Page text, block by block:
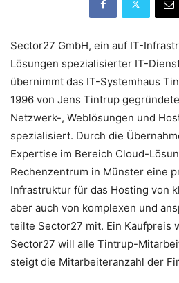
Sector27 GmbH, ein auf IT-
Lösungen spezialisierter IT-
übernimmt das IT-Systemhaus
1996 von Jens Tintrup
Netzwerk-, Weblösungen und
spezialisiert. Durch die
Expertise im Bereich Cloud-
Rechenzentrum in Münster eine
Infrastruktur für das Hosting von
aber auch von komplexen und
teilte Sector27 mit. Ein Kaufpreis
Sector27 will alle Tintrup-
steigt die Mitarbeiteranzahl der